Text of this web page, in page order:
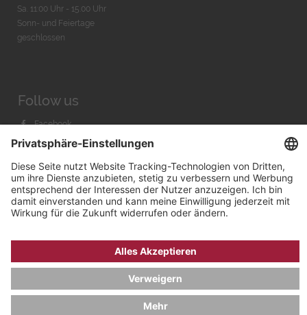
Sa. 11:00 Uhr - 15.00 Uhr
Sonn- und Feiertage
geschlossen
Follow us
Facebook
Instagram
Youtube
Bachmann & Scher GmbH / Watchandco GmbH
DATENSCHUTZ IMPRESSUM
VERSANDKOSTEN